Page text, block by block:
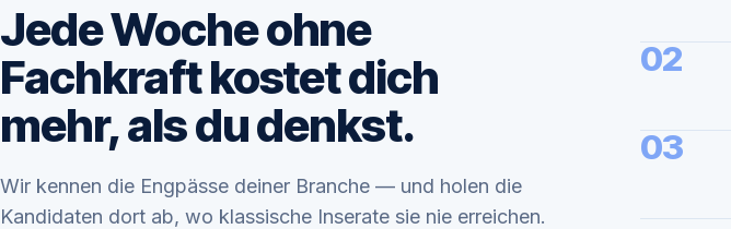
Jede Woche ohne
Fachkraft kostet dich
mehr, als du denkst.
Wir kennen die Engpässe deiner Branche — und holen die
Kandidaten dort ab, wo klassische Inserate sie nie erreichen.
02
03